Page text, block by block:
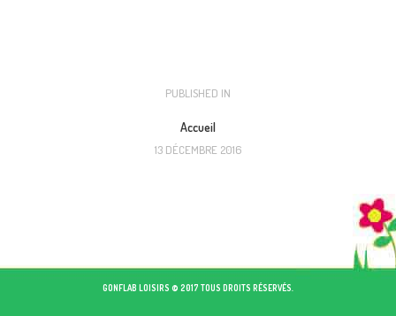
NAVIGATION
PUBLISHED IN
Accueil
13 DÉCEMBRE 2016
GONFLAB LOISIRS © 2017 TOUS DROITS RÉSERVÉS.